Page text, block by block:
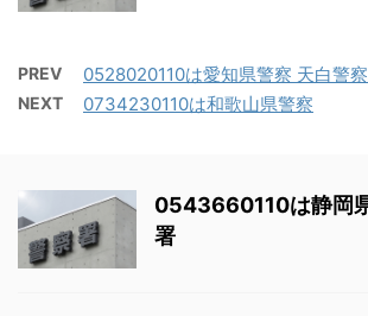
PREV 0528020110は愛知県警察 天白警
NEXT 0734230110は和歌山県警察
0543660110は静岡
署